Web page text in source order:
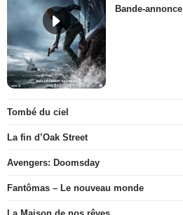
Bande-annonce
Tombé du ciel
La fin d’Oak Street
Avengers: Doomsday
Fantômas – Le nouveau monde